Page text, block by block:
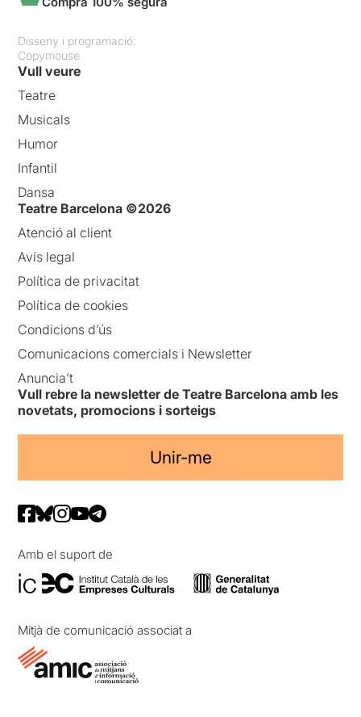
Disseny i programació:
Copymouse
Vull veure
Teatre
Musicals
Humor
Infantil
Dansa
Teatre Barcelona ©2026
Atenció al client
Avís legal
Política de privacitat
Política de cookies
Condicions d’ús
Comunicacions comercials i Newsletter
Anuncia’t
Vull rebre la newsletter de Teatre Barcelona amb les
novetats, promocions i sorteigs
Unir-me
Amb el suport de
Mitjà de comunicació associat a